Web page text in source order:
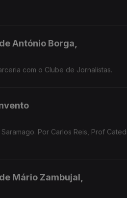
António Borga,
com o Clube de Jornalistas.
Por Carlos Reis, Prof
Mário Zambujal,